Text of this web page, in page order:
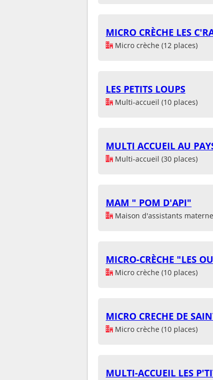
MICRO CRÈCHE LES
Micro crèche (12 places)
LES PETITS LOUPS
Multi-accueil (10 places)
MULTI ACCUEIL AU
Multi-accueil (30 places)
MAM " POM D'API"
Maison d'assistants
MICRO-CRÈCHE "LES
Micro crèche (10 places)
MICRO CRECHE DE
Micro crèche (10 places)
MULTI-ACCUEIL LES